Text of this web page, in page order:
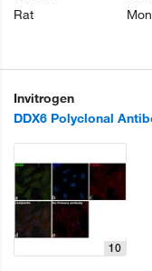
Rat
Invitrogen
DDX6 Polyclonal
10